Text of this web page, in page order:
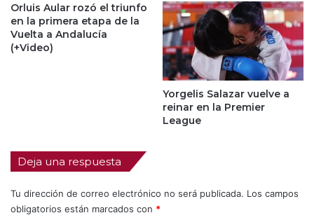
Orluis Aular rozó el triunfo
en la primera etapa de la
Vuelta a Andalucía
(+Video)
Yorgelis Salazar vuelve a
reinar en la Premier
League
Deja una respuesta
Tu dirección de correo electrónico no será publicada. Los campos
obligatorios están marcados con *